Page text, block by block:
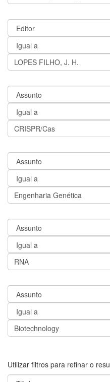
Utilizar filtros para refinar o